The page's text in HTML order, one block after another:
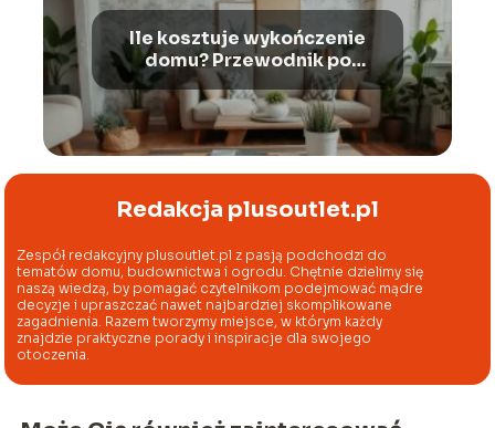
Ile kosztuje wykończenie
domu? Przewodnik po
kosztach i materiałach
Redakcja plusoutlet.pl
Zespół redakcyjny plusoutlet.pl z pasją podchodzi do
tematów domu, budownictwa i ogrodu. Chętnie dzielimy się
naszą wiedzą, by pomagać czytelnikom podejmować mądre
decyzje i upraszczać nawet najbardziej skomplikowane
zagadnienia. Razem tworzymy miejsce, w którym każdy
znajdzie praktyczne porady i inspiracje dla swojego
otoczenia.